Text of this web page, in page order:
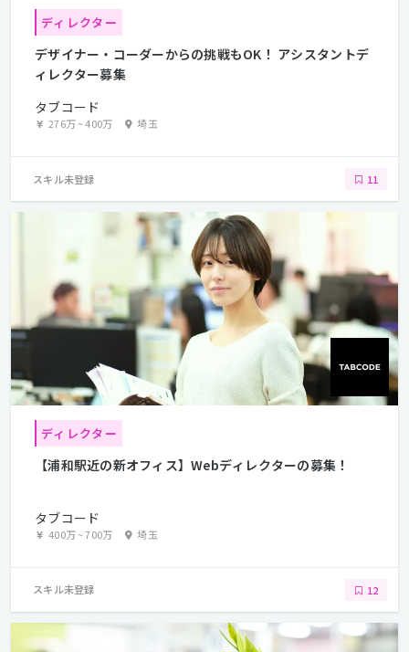
ディレクター
デザイナー・コーダーからの挑戦もOK！ アシスタントデ
ィレクター募集
タブコード
276万~400万 埼玉
スキル未登録 11
ディレクター
【浦和駅近の新オフィス】Webディレクターの募集！
タブコード
400万~700万 埼玉
スキル未登録 12